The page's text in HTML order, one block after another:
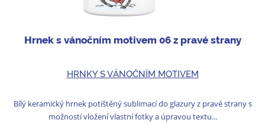
Hrnek s vánočním motivem 06 z pravé strany
HRNKY S VÁNOČNÍM MOTIVEM
Bílý keramický hrnek potištěný sublimací do glazury z pravé strany s
možností vložení vlastní fotky a úpravou textu...